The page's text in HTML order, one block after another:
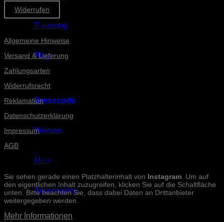
Fixierung
Play
Dresscode
Women
Men
Accessoires
Widerrufen
Informationen
Allgemeine Hinweise
Versand & Lieferung
Zahlungsarten
Widerrufsrecht
Reklamation
Datenschutzerklärung
Impressum
AGB
INSTAGRAM-POSTS
Sie sehen gerade einen Platzhalterinhalt von Instagram . Um auf
den eigentlichen Inhalt zuzugreifen, klicken Sie auf die Schaltfläche
unten. Bitte beachten Sie, dass dabei Daten an Drittanbieter
weitergegeben werden.
Mehr Informationen